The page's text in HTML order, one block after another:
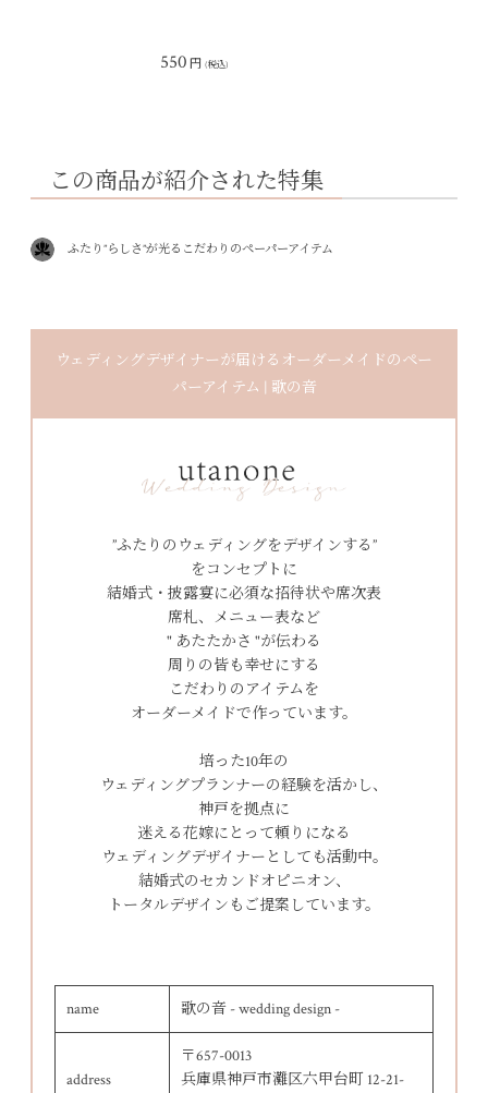
550 円 (税込)
この商品が紹介された特集
ふたり”らしさ”が光るこだわりのペーパーアイテム
ウェディングデザイナーが届けるオーダーメイドのペー
パーアイテム | 歌の音
”ふたりのウェディングをデザインする”
をコンセプトに
結婚式・披露宴に必須な招待状や席次表
席札、メニュー表など
" あたたかさ "が伝わる
周りの皆も幸せにする
こだわりのアイテムを
オーダーメイドで作っています。
培った10年の
ウェディングプランナーの経験を活かし、
神戸を拠点に
迷える花嫁にとって頼りになる
ウェディングデザイナーとしても活動中。
結婚式のセカンドオピニオン、
トータルデザインもご提案しています。
name 歌の音 - wedding design -
address
〒657-0013
兵庫県神戸市灘区六甲台町 12-21-